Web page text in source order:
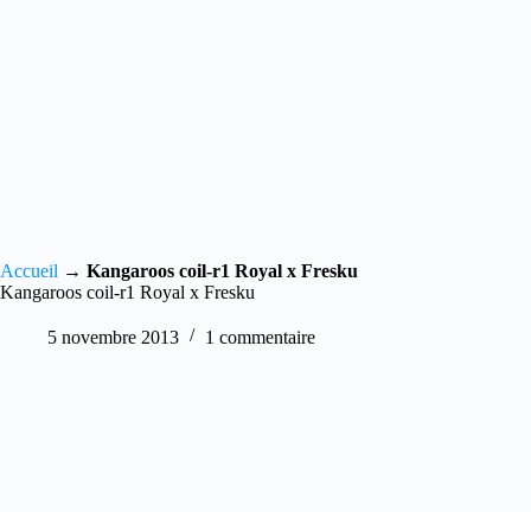
Accueil → Kangaroos coil-r1 Royal x Fresku
Kangaroos coil-r1 Royal x Fresku
5 novembre 2013 1 commentaire